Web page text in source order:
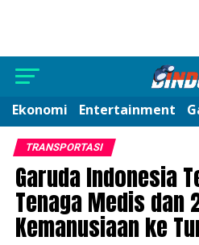
Ekonomi Entertainment
TRANSPORTASI
Garuda Indonesia
Tenaga Medis dan
Kemanusiaan ke